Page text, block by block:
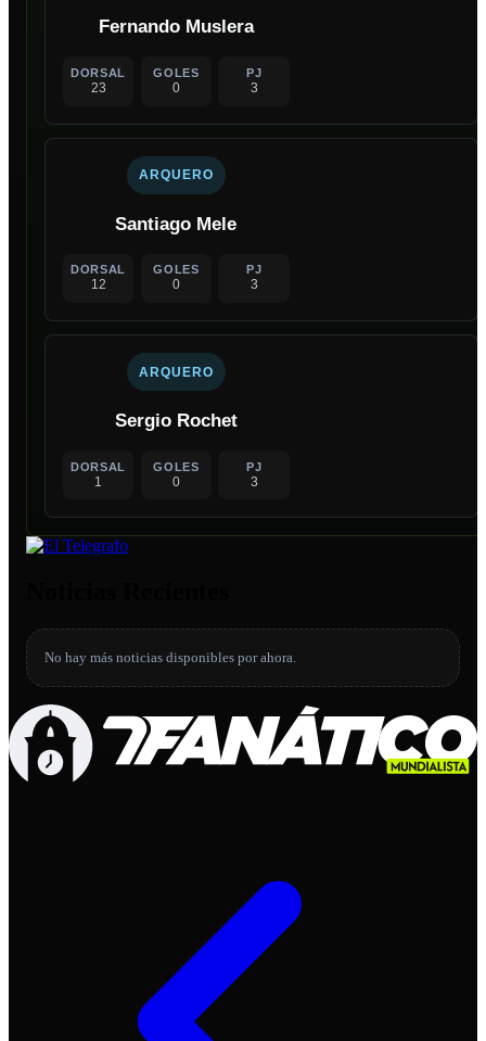
Fernando Muslera
DORSAL
23
GOLES
0
PJ
3
ARQUERO
Santiago Mele
DORSAL
12
GOLES
0
PJ
3
ARQUERO
Sergio Rochet
DORSAL
1
GOLES
0
PJ
3
No hay más noticias disponibles por ahora.